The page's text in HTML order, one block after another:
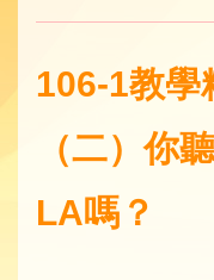
106-1教學
（二）你
LA嗎？